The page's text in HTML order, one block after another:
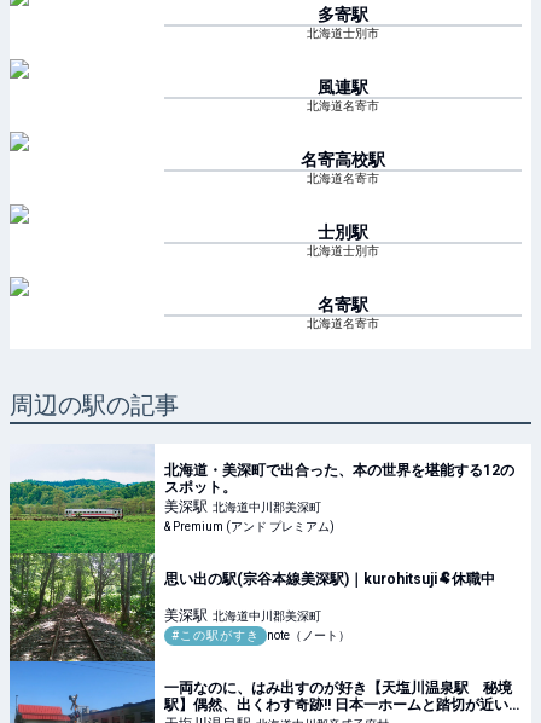
多寄駅
北海道士別市
風連駅
北海道名寄市
名寄高校駅
北海道名寄市
士別駅
北海道士別市
名寄駅
北海道名寄市
周辺の駅の記事
北海道・美深町で出合った、本の世界を堪能する12の
スポット。
美深駅 北海道中川郡美深町
& Premium (アンド プレミアム)
思い出の駅(宗谷本線美深駅)｜kurohitsuji🐏休職中
美深駅 北海道中川郡美深町
#この駅がすき
note（ノート）
一両なのに、はみ出すのが好き【天塩川温泉駅 秘境
駅】偶然、出くわす奇跡!! 日本一ホームと踏切が近い